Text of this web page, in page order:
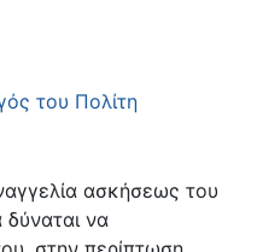
του Πολίτη
ασκήσεως του
να